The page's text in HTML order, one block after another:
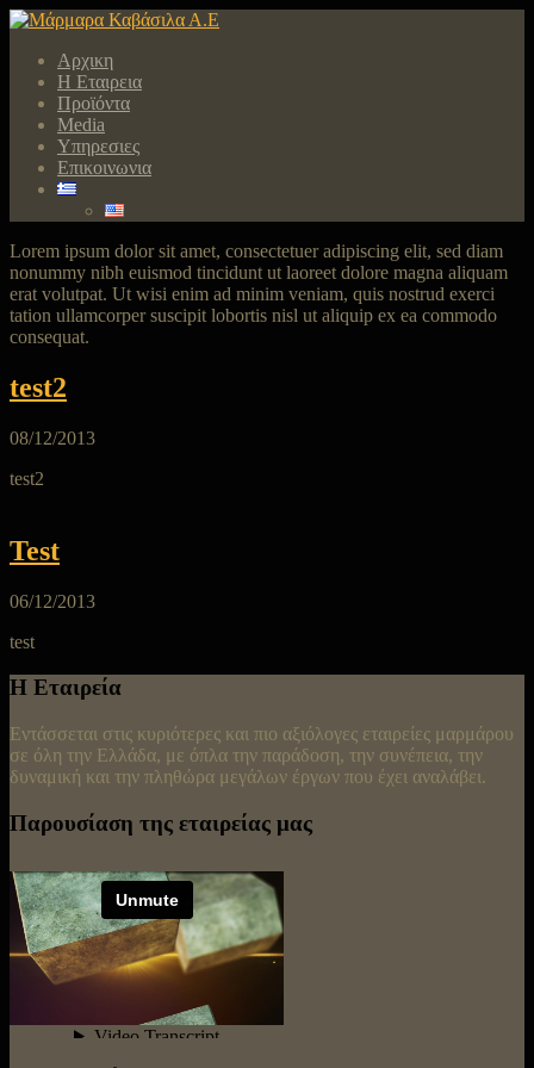
Αρχικη
Η Εταιρεια
Προϊόντα
Media
Υπηρεσιες
Επικοινωνια
Lorem ipsum dolor sit amet, consectetuer adipiscing elit, sed diam
nonummy nibh euismod tincidunt ut laoreet dolore magna aliquam
erat volutpat. Ut wisi enim ad minim veniam, quis nostrud exerci
tation ullamcorper suscipit lobortis nisl ut aliquip ex ea commodo
consequat.
test2
08/12/2013
test2
Test
06/12/2013
test
Η Εταιρεία
Εντάσσεται στις κυριότερες και πιο αξιόλογες εταιρείες μαρμάρου
σε όλη την Ελλάδα, με όπλα την παράδοση, την συνέπεια, την
δυναμική και την πληθώρα μεγάλων έργων που έχει αναλάβει.
Παρουσίαση της εταιρείας μας